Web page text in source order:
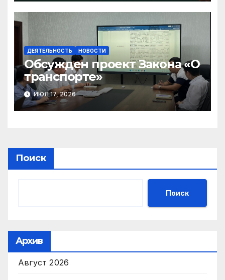
ДЕЯТЕЛЬНОСТЬ НОВОСТИ
Обсужден проект Закона «О
транспорте»
ИЮЛ 17, 2026
Поиск
Поиск
Архив
Август 2026